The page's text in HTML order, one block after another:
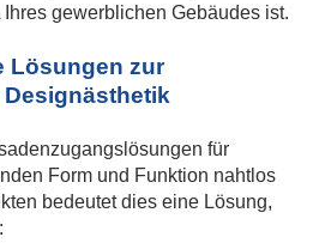
gewerblichen Gebäudes ist.
Lösungen zur
für
Form und Funktion nahtlos
bedeutet dies eine Lösung,